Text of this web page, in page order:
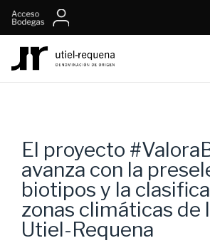
El proyecto
avanza con la
biotipos y la
zonas climáticas de
Utiel-Requena